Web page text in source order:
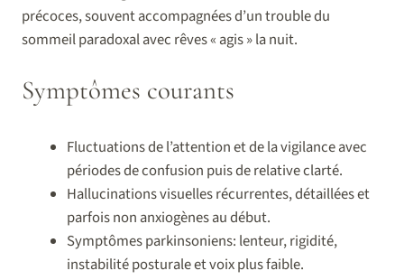
précoces, souvent accompagnées d’un trouble du
sommeil paradoxal avec rêves « agis » la nuit.
Symptômes courants
Fluctuations de l’attention et de la vigilance avec
périodes de confusion puis de relative clarté.
Hallucinations visuelles récurrentes, détaillées et
parfois non anxiogènes au début.
Symptômes parkinsoniens: lenteur, rigidité,
instabilité posturale et voix plus faible.